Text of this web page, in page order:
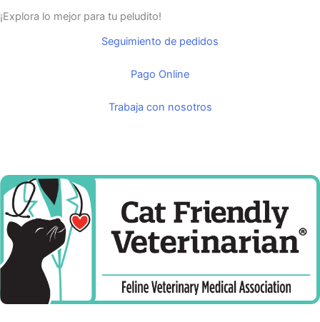
¡Explora lo mejor para tu peludito!
Seguimiento de pedidos
Pago Online
Trabaja con nosotros